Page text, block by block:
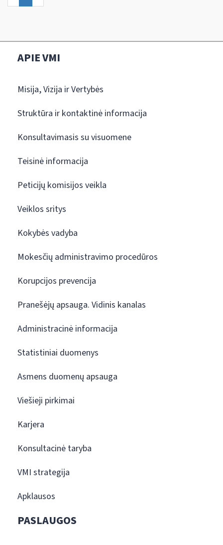
APIE VMI
Misija, Vizija ir Vertybės
Struktūra ir kontaktinė informacija
Konsultavimasis su visuomene
Teisinė informacija
Peticijų komisijos veikla
Veiklos sritys
Kokybės vadyba
Mokesčių administravimo procedūros
Korupcijos prevencija
Pranešėjų apsauga. Vidinis kanalas
Administracinė informacija
Statistiniai duomenys
Asmens duomenų apsauga
Viešieji pirkimai
Karjera
Konsultacinė taryba
VMI strategija
Apklausos
PASLAUGOS